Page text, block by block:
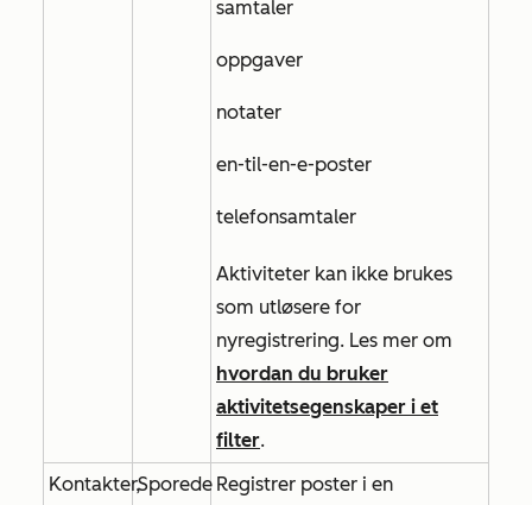
samtaler
oppgaver
notater
en-til-en-e-poster
telefonsamtaler
Aktiviteter kan ikke brukes
som utløsere for
nyregistrering. Les mer om
hvordan du bruker
aktivitetsegenskaper i et
filter.
Kontakter,Sporede Registrer poster i en